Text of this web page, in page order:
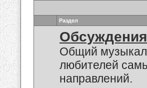
Раздел
Обсуждения
Общий
любителей
направлений.